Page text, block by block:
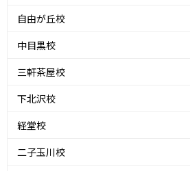
自由が丘校
中目黒校
三軒茶屋校
下北沢校
経堂校
二子玉川校